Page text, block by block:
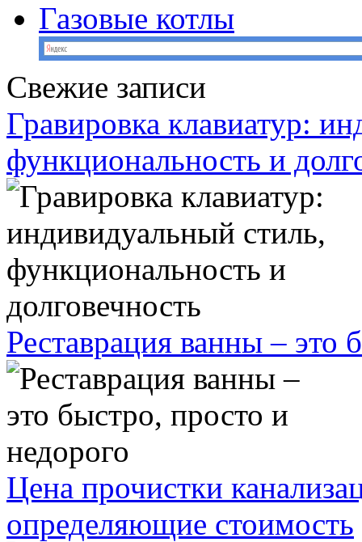
Газовые котлы
Свежие записи
Гравировка клавиатур:
функциональность и
Реставрация ванны – это
Цена прочистки
определяющие стоимость